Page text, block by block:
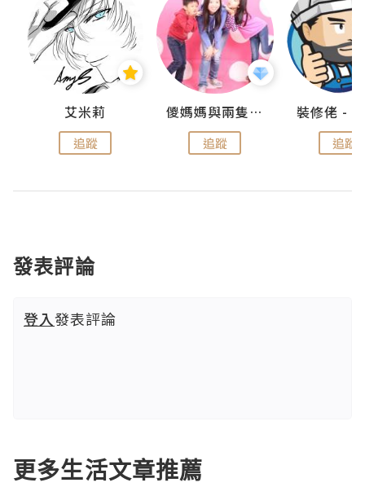
艾米莉
追蹤
儍媽媽與兩隻小魔怪之家
追蹤 追蹤
發表評論
登入發表評論
更多生活文章推薦